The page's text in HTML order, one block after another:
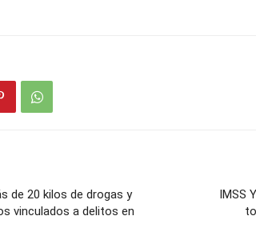
de 20 kilos de drogas y
vinculados a delitos en
IMSS